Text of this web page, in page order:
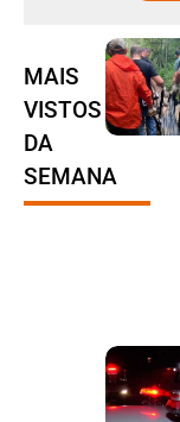
MAIS
VISTOS
DA
SEMANA